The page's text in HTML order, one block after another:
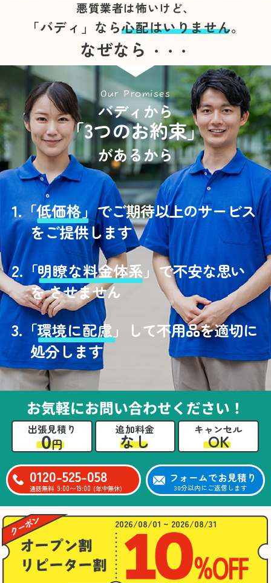
悪質業者は怖いけど、
「バディ」なら心配はいりません。
なぜなら ・・・
Our Promises
バディから
「3つのお約束」
があるから
1.「低価格」でご期待以上のサービス
をご提供します
2.「明瞭な料金体系」で不安な思い
を させません
3. 「環境に配慮」
して不用品を適切に
処分します
お気軽にお問い合わせください！
出張見積り
0円
追加料金
なし
キャンセル
OK
0120-525-058
通話無料 9:00〜19:00 (年中無休)
フォームでお見積り
30分以内にご返信します
2026/08/01 ~ 2026/08/31